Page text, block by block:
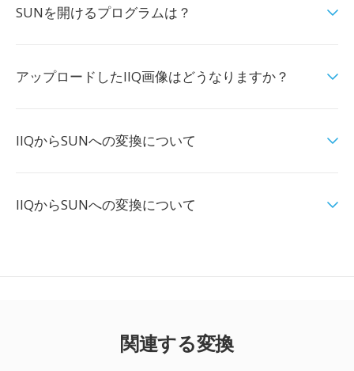
SUNを開けるプログラムは？
アップロードしたIIQ画像はどうなりますか？
IIQからSUNへの変換について
IIQからSUNへの変換について
関連する変換